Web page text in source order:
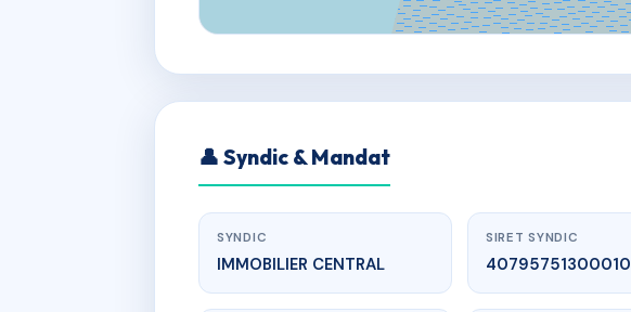
👤 Syndic & Mandat
SYNDIC
IMMOBILIER CENTRAL
SIRET SYNDIC
40795751300010